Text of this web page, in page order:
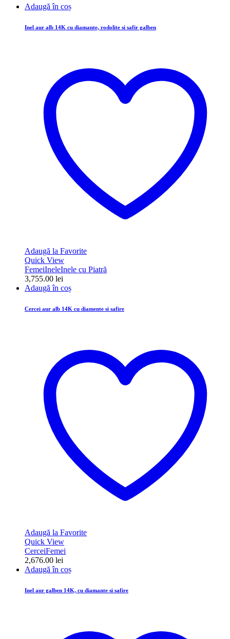
Adaugă în coș
Inel aur alb 14K cu diamante, rodolite si safir galben
Adaugă la Favorite
Quick View
FemeiIneleInele cu Piatră
3,755.00 lei
Adaugă în coș
Cercei aur alb 14K cu diamente si safire
Adaugă la Favorite
Quick View
CerceiFemei
2,676.00 lei
Adaugă în coș
Inel aur galben 14K, cu diamante si safire